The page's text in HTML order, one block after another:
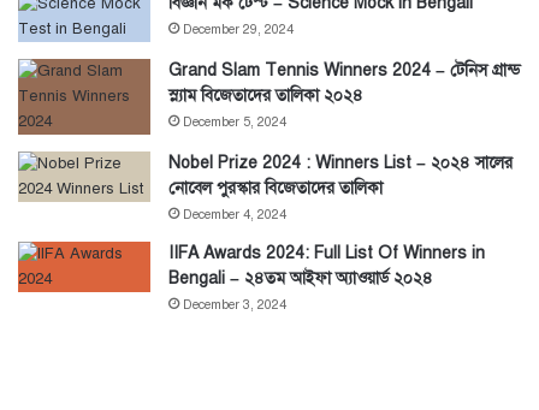
December 29, 2024
Grand Slam Tennis Winners 2024 – টেনিস গ্রান্ড
স্ল্যাম বিজেতাদের তালিকা ২০২৪
December 5, 2024
Nobel Prize 2024 : Winners List – ২০২৪ সালের
নোবেল পুরস্কার বিজেতাদের তালিকা
December 4, 2024
IIFA Awards 2024: Full List Of Winners in
Bengali – ২৪তম আইফা অ্যাওয়ার্ড ২০২৪
December 3, 2024